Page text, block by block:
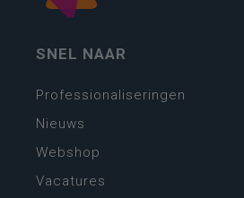
SNEL NAAR
Professionaliseringen
Nieuws
Webshop
Vacatures